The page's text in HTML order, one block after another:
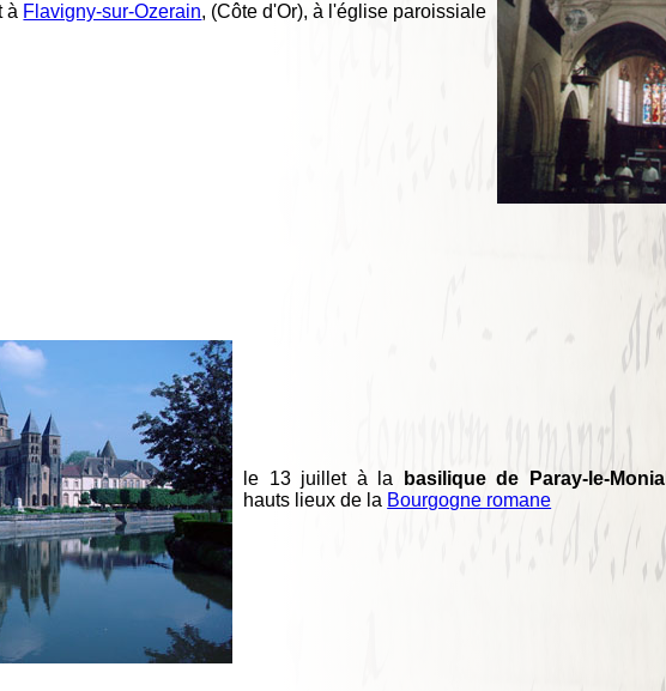
à Flavigny-sur-Ozerain, (Côte d'Or), à l'église paroissiale
le 13 juillet à la basilique de Paray-le-Monial
hauts lieux de la Bourgogne romane